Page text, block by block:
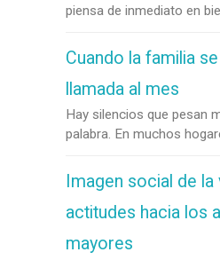
piensa de inmediato en
Cuando la familia
llamada al mes
Hay silencios que pesan
palabra. En muchos
Imagen social de la
actitudes hacia los
mayores